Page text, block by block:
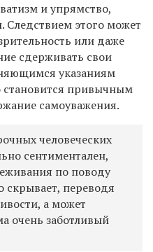
и упрямство,
Следствием этого может
или даже
сдерживать свои
указаниям
становится привычным
самоуважения.
человеческих
сентиментален,
по поводу
скрывает, переводя
а может
очень заботливый